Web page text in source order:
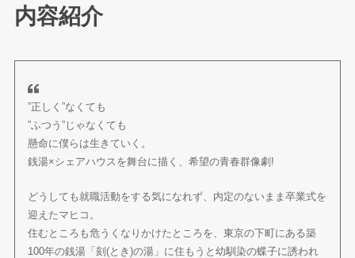
内容紹介
”正しく”なくても
”ふつう”じゃなくても
懸命に僕らは生きていく。
銭湯×シェアハウスを舞台に描く、希望の青春群像劇!
どうしても就職活動をする気になれず、内定のないまま卒業式を
迎えたマヒコ。
住むところも危うくなりかけたところを、東京の下町にある築
100年の銭湯「刻(とき)の湯」に住もうと幼馴染の蝶子に誘われ